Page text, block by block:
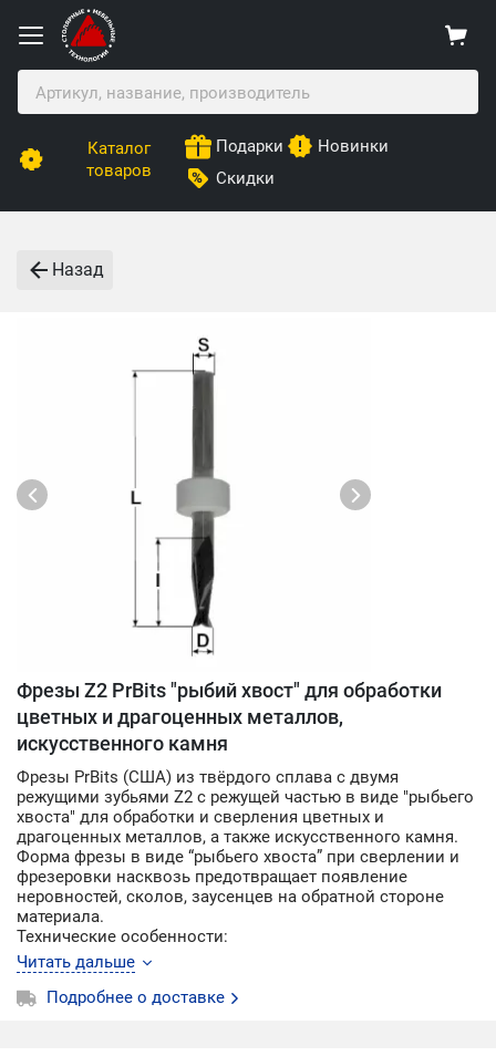
Каталог
товаров
Подарки
Новинки
Скидки
Назад
Фрезы Z2 PrBits "рыбий хвост" для обработки
цветных и драгоценных металлов,
искусственного камня
Фрезы PrBits (США) из твёрдого сплава с двумя
режущими зубьями Z2 с режущей частью в виде "рыбьего
хвоста" для обработки и сверления цветных и
драгоценных металлов, а также искусственного камня.
Форма фрезы в виде “рыбьего хвоста” при сверлении и
фрезеровки насквозь предотвращает появление
неровностей, сколов, заусенцев на обратной стороне
материала.
Технические особенности:
• выброс стружки вверх - "верхний рез"
• глубокая канавка позволяет поддерживать высокие
подачи при высокоскоростной работе
Читать дальше
Подробнее о доставке